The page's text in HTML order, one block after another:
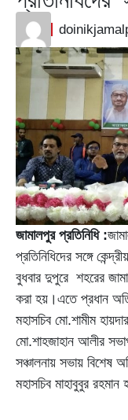
জামালপুর প্রতিনিধি :
প্রতিনিধিদের সঙ্গে
বুধবার দুপুরে শহরের
করা হয়।এতে প্রধান
মহাসচিব মো.শামীম
মো.শাহজাহান আলীর
সঞ্চালনায় সভায় বিশেষ
মহাসচিব মাহাবুবুর রহমান